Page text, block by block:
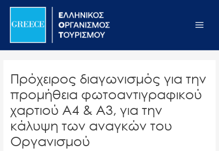
Σημείωση:
ιστότοπος
σύστημα
προσβασιμότητας.
Μετάβαση
περιεχόμενο
Πρόχειρος διαγωνισμός για την
προμήθεια φωτοαντιγραφικού
χαρτιού Α4 & Α3, για την
κάλυψη των αναγκών του
Οργανισμού